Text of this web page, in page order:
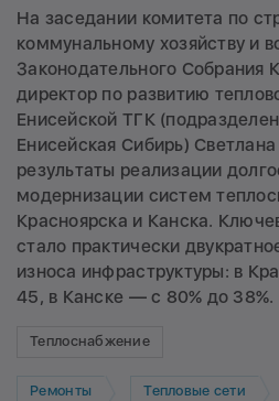
На заседании комитета по
коммунальному хозяйству и
Законодательного Собрания
директор по развитию
Енисейской ТГК
Енисейская Сибирь)
результаты реализации
модернизации систем
Красноярска и Канска.
стало практически
износа инфраструктуры: в
45, в Канске — с 80% до 38%.
Теплоснабжение
Ремонты Тепловые сети